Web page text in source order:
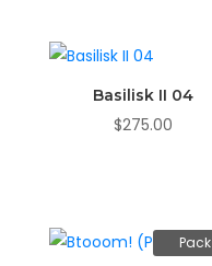
Basilisk II 04
$275.00
Pack